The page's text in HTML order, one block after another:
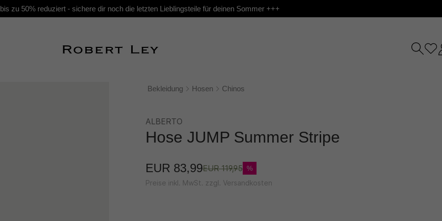
zu 50% reduziert - sichere dir noch die letzten Lieblingsteile für deinen Sommer +++
Bekleidung Hosen Chinos
ALBERTO
Hose JUMP Summer Stripe
EUR 83,99EUR 119,95 %
Preise inkl. MwSt. zzgl. Versandkosten